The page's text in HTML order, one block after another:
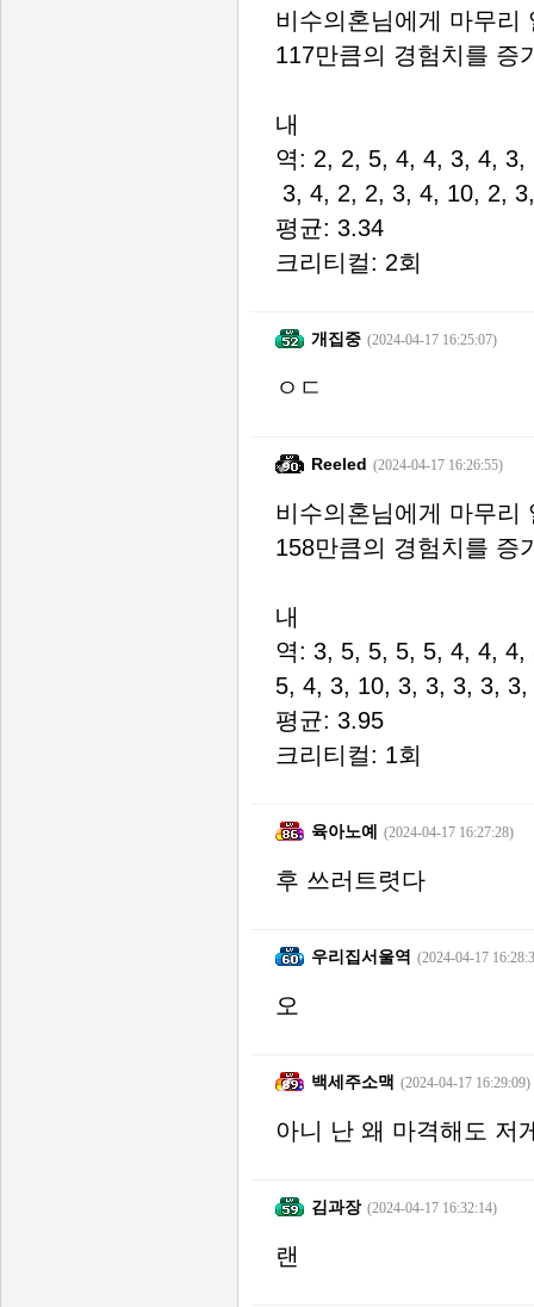
비수의혼님에게 마무리
117만큼의 경험치를 증
내
역: 2, 2, 5, 4, 4, 3, 4,
3, 4, 2, 2, 3, 4, 10, 2,
평균: 3.34
크리티컬: 2회
개집중 (2024-04-17 16:25:07)
ㅇㄷ
Reeled (2024-04-17 16:26:55)
비수의혼님에게 마무리
158만큼의 경험치를 증
내
역: 3, 5, 5, 5, 5, 4, 4,
5, 4, 3, 10, 3, 3, 3, 3,
평균: 3.95
크리티컬: 1회
육아노예 (2024-04-17 16:27:28)
후 쓰러트렷다
우리집서울역 (2024-04-17
오
백세주소맥 (2024-04-17 16:29:09)
아니 난 왜 마격해도 저
김과장 (2024-04-17 16:32:14)
랜